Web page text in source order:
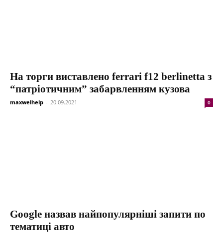
На торги виставлено ferrari f12 berlinetta з
“патріотичним” забарвленням кузова
maxwelhelp - 20.09.2021 0
Google назвав найпопулярніші запити по
тематиці авто